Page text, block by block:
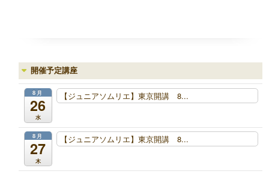
開催予定講座
8月
26
水
【ジュニアソムリエ】東京開講 8...
8月
27
木
【ジュニアソムリエ】東京開講 8...